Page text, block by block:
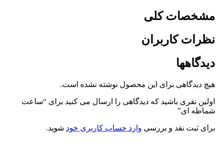
مشخصات کلی
نظرات کاربران
دیدگاهها
هیچ دیدگاهی برای این محصول نوشته نشده است.
اولین نفری باشید که دیدگاهی را ارسال می کنید برای “ساعت
شماطه ای”
برای ثبت نقد و بررسی وارد حساب کاربری خود شوید.